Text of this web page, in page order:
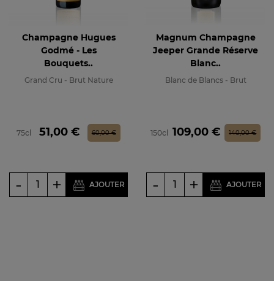
Champagne Hugues
Godmé - Les
Bouquets..
Grand Cru - Brut Nature
75cl Prix
51,00 €Prix de base
60,00 €
- + AJOUTER
Magnum Champagne
Jeeper Grande Réserve
Blanc..
Blanc de Blancs - Brut
150cl Prix
109,00 €Prix de base
140,00 €
- + AJOUTER